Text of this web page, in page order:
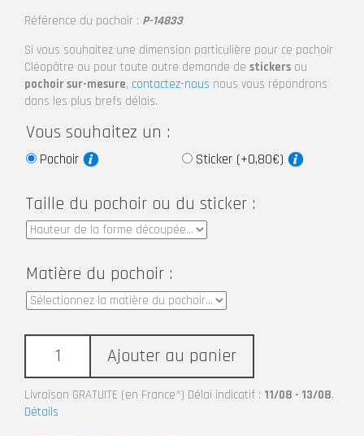
Note5
Référence du pochoir : P-14833
Si vous souhaitez une dimension particulière pour ce pochoir
Cléopâtre ou pour toute autre demande de stickers ou
pochoir sur-mesure, contactez-nous nous vous répondrons
dans les plus brefs délais.
Vous souhaitez un :
Pochoir Sticker (+0,80€)
Taille du pochoir ou du sticker :
Matière du pochoir :
Ajouter au panier
Livraison GRATUITE (en France*) Délai indicatif : 11/08 - 13/08.
Détails